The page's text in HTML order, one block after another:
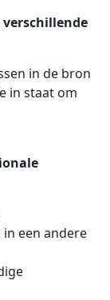
in de bron
in staat om
een andere